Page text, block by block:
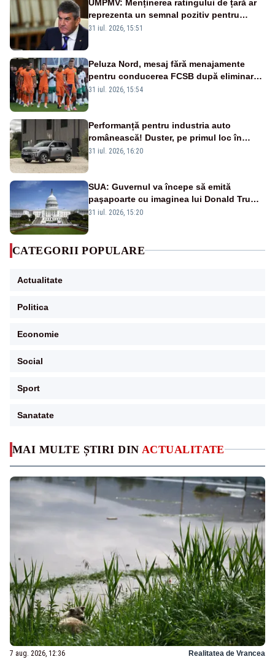
MAI MULTE ȘTIRI DIN ACTUALITATE
7 aug. 2026, 12:36 Realitatea de Vrancea
UMPMV: Menținerea ratingului de țară ar
reprezenta un semnal pozitiv pentru
România. Autoritățile trebuie să continue
31 iul. 2026, 15:51
Peluza Nord, mesaj fără menajamente
pentru conducerea FCSB după eliminarea
rușinoasă din Conference League
31 iul. 2026, 15:54
Performanță pentru industria auto
românească! Duster, pe primul loc în
topul vânzărilor din Ucraina
31 iul. 2026, 16:20
SUA: Guvernul va începe să emită
paşapoarte cu imaginea lui Donald Trump
începând cu 8 august
31 iul. 2026, 15:20
CATEGORII POPULARE
Actualitate
Politica
Economie
Social
Sport
Sanatate